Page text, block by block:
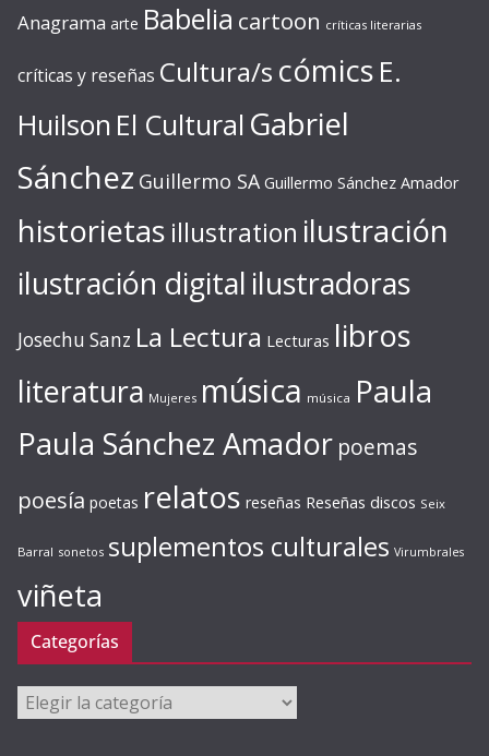
Anagrama arte Babelia cartoon críticas literarias
críticas y reseñas Cultura/s cómics E.
Huilson El Cultural Gabriel
Sánchez Guillermo SA Guillermo Sánchez Amador
historietas illustration ilustración
ilustración digital ilustradoras
Josechu Sanz La Lectura Lecturas libros
literatura Mujeres música música Paula
Paula Sánchez Amador poemas
poesía poetas relatos reseñas Reseñas discos Seix
Barral sonetos suplementos culturales Virumbrales
viñeta
Categorías
Categorías